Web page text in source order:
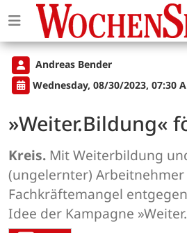
Andreas Bender
Wednesday, 08/30/2023, 07:30
»Weiter.Bildung«
Kreis. Mit Weiterbildung
(ungelernter)
Fachkräftemangel
Idee der Kampagne